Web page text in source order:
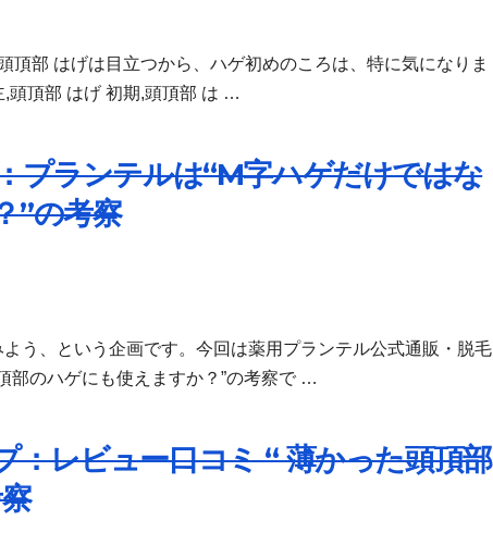
部 はげは目立つから、ハゲ初めのころは、特に気になりま
頭頂部 はげ 初期,頭頂部 は …
プランテルは“M字ハゲだけではな
”の考察
う、という企画です。今回は薬用プランテル公式通販・脱毛
部のハゲにも使えますか？”の考察で …
レビュー口コミ “ 薄かった頭頂部